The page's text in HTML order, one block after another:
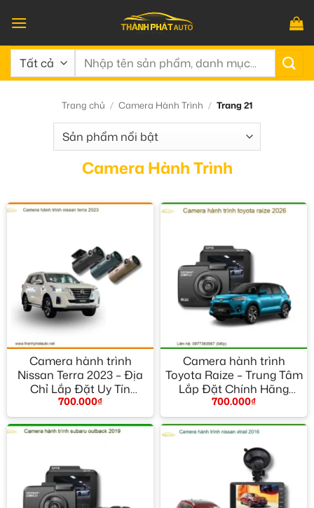
qua
nội
dung
Tìm
Trang chủ / Camera Hành Trình / Trang 21
Camera Hành Trình
Camera hành trình
Nissan Terra 2023 – Địa
Chỉ Lắp Đặt Uy Tín
TPHCM
700.000₫
Camera hành trình
Toyota Raize – Trung Tâm
Lắp Đặt Chính Hãng
TPHCM
700.000₫